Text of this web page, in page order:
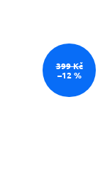
399 Kč
–12 %